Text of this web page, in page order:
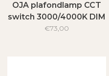
OJA plafondlamp CCT
switch 3000/4000K DIM
IP54
€73,00